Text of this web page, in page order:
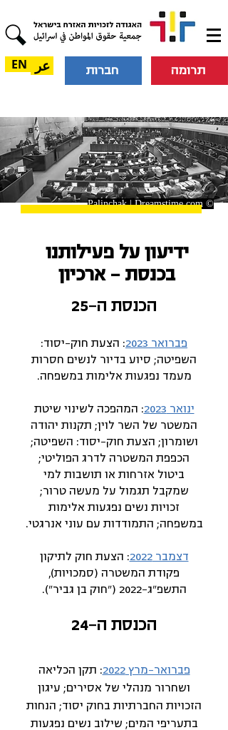
תרומה חברות عر EN
© Palinchak | Dreamstime.com
ידיעון על פעילותנו
בכנסת - ארכיון
הכנסת ה-25
פברואר 2023 : הצעת חוק-יסוד:
השפיטה; סיוע בדיור לנשים חסרות
מעמד נפגעות אלימות במשפחה.
ינואר 2023
: המהפכה לשינוי שיטת
המשטר של השר לוין; תקנות יהודה
ושומרון; הצעת חוק-יסוד: השפיטה;
הכפפת המשטרה לדרג הפוליטי;
ביטול אזרחות או תושבות למי
שמקבל תגמול על מעשה טרור;
זכויות נשים נפגעות אלימות
במשפחה; התמודדות עם עוני אנרגטי.
דצמבר 2022
: הצעת חוק לתיקון
פקודת המשטרה (סמכויות),
התשפ"ג-2022 ("חוק בן גביר").
הכנסת ה-24
פברואר-מרץ 2022
: תקן הכליאה
ושחרור מנהלי של אסירים; עיגון
הזכויות החברתיות בחוק יסוד; הנחות
בתעריפי המים; שילוב נשים נפגעות